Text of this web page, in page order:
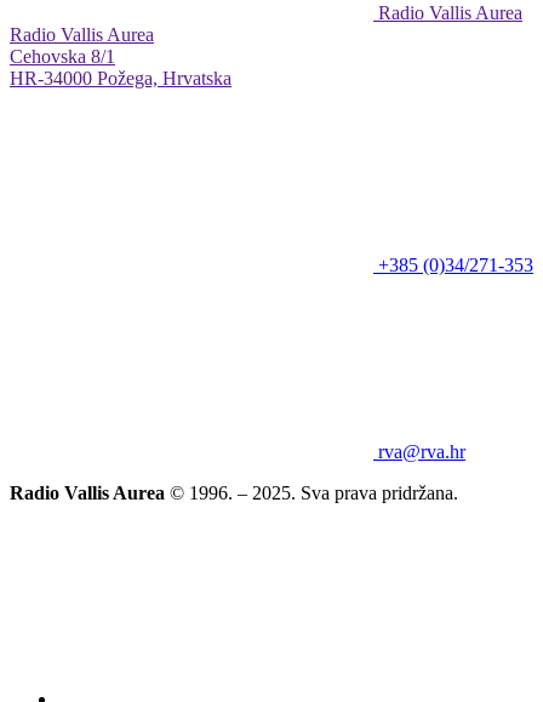
Radio Vallis Aurea
Radio Vallis Aurea
Cehovska 8/1
HR-34000 Požega, Hrvatska
+385 (0)34/271-353
rva@rva.hr
Radio Vallis Aurea © 1996. – 2025. Sva prava pridržana.